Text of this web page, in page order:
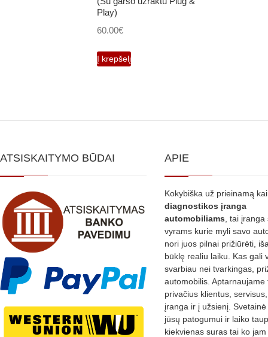
Play)
60.00€
Į krepšelį
ATSISKAITYMO BŪDAI APIE
Kokybiška už prieinamą
diagnostikos įranga
automobiliams , tai
vyrams kurie myli savo
nori juos pilnai prižiūrėti,
būklę realiu laiku. Kas gali
svarbiau nei tvarkingas,
automobilis. Aptarnaujame
privačius klientus,
įranga ir į užsienį.
jūsų patogumui ir laiko
kiekvienas suras tai ko